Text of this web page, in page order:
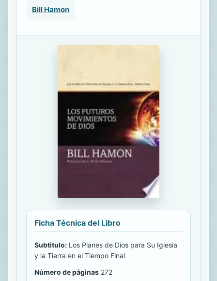
Bill Hamon
Ficha Técnica del Libro
Subtitulo: Los Planes de Dios para Su Iglesia
y la Tierra en el Tiempo Final
Número de páginas 272